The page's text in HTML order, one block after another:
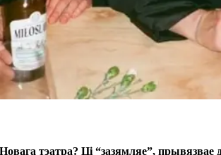
тэатра? Ці “зазямляе”, прывязвае